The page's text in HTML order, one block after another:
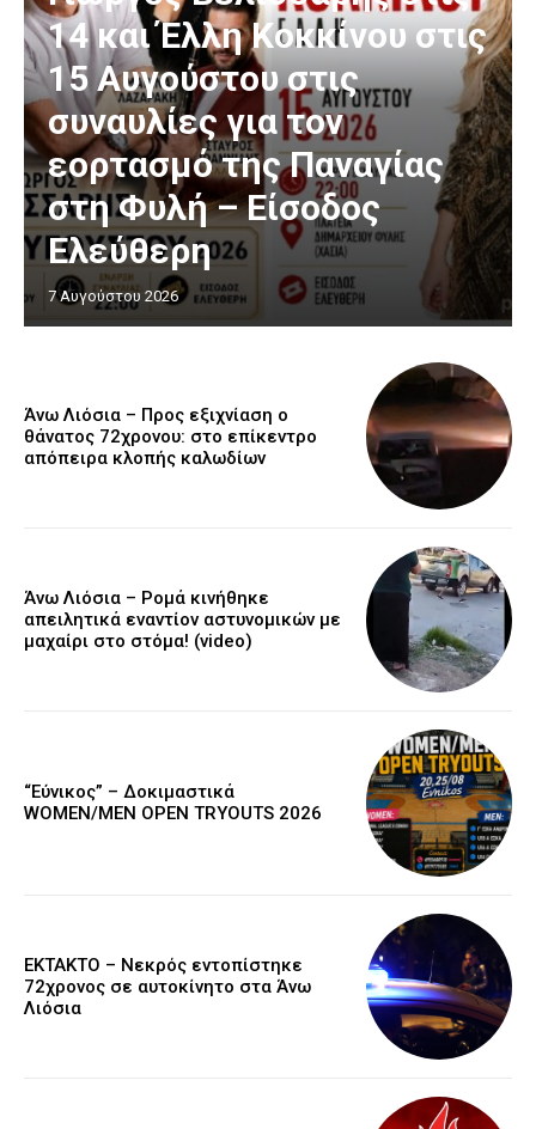
14 και Έλλη Κοκκίνου στις
15 Αυγούστου στις
συναυλίες για τον
εορτασμό της Παναγίας
στη Φυλή – Είσοδος
Ελεύθερη
7 Αυγούστου 2026
Άνω Λιόσια – Προς εξιχνίαση ο
θάνατος 72χρονου: στο επίκεντρο
απόπειρα κλοπής καλωδίων
Άνω Λιόσια – Ρομά κινήθηκε
απειλητικά εναντίον αστυνομικών με
μαχαίρι στο στόμα! (video)
“Εύνικος” – Δοκιμαστικά
WOMEN/MEN OPEN TRYOUTS 2026
EKTAKTO – Νεκρός εντοπίστηκε
72χρονος σε αυτοκίνητο στα Άνω
Λιόσια